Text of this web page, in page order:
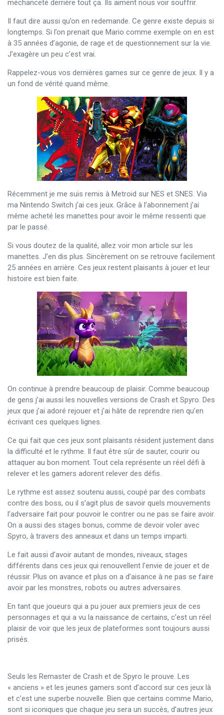
méchanceté derrière tout ça. Ils aiment nous voir souffrir.
Il faut dire aussi qu’on en redemande. Ce genre existe depuis si
longtemps. Si l’on prenait que Mario comme exemple on en est
à 35 années d’agonie, de rage et de questionnement sur la vie.
J’exagère un peu c’est vrai.
Rappelez-vous vos dernières games sur ce genre de jeux. Il y a
un fond de vérité quand même.
Récemment je me suis remis à Metroid sur NES et SNES. Via
ma Nintendo Switch j’ai ces jeux. Grâce à l’abonnement j’ai
même acheté les manettes pour avoir le même ressenti que
par le passé.
Si vous doutez de la qualité, allez voir mon article sur les
manettes. J’en dis plus. Sincèrement on se retrouve facilement
25 années en arrière. Ces jeux restent plaisants à jouer et leur
histoire est bien faite.
On continue à prendre beaucoup de plaisir. Comme beaucoup
de gens j’ai aussi les nouvelles versions de Crash et Spyro. Des
jeux que j’ai adoré rejouer et j’ai hâte de reprendre rien qu’en
écrivant ces quelques lignes.
Ce qui fait que ces jeux sont plaisants résident justement dans
la difficulté et le rythme. Il faut être sûr de sauter, courir ou
attaquer au bon moment. Tout cela représente un réel défi à
relever et les gamers adorent relever des défis.
Le rythme est assez soutenu aussi, coupé par des combats
contre des boss, ou il s’agit plus de savoir quels mouvements
l’adversaire fait pour pouvoir le contrer ou ne pas se faire avoir.
On a aussi des stages bonus, comme de devoir voler avec
Spyro, à travers des anneaux et dans un temps imparti.
Le fait aussi d’avoir autant de mondes, niveaux, stages
différents dans ces jeux qui renouvellent l’envie de jouer et de
réussir. Plus on avance et plus on a d’aisance à ne pas se faire
avoir par les monstres, robots ou autres adversaires.
En tant que joueurs qui a pu jouer aux premiers jeux de ces
personnages et qui a vu la naissance de certains, c’est un réel
plaisir de voir que les jeux de plateformes sont toujours aussi
prisés.
Seuls les Remaster de Crash et de Spyro le prouve. Les
« anciens » et les jeunes gamers sont d’accord sur ces jeux là
et c’est une superbe nouvelle. Bien que certains comme Mario,
sont si iconiques que chaque jeu sera un succès, d’autres jeux